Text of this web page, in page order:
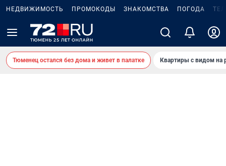
НЕДВИЖИМОСТЬ ПРОМОКОДЫ ЗНАКОМСТВА ПОГОДА
Тюменец остался без дома и живет в палатке Квартиры с видом на